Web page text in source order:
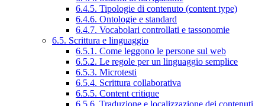
6.4.5. Tipologie di contenuto (content type)
6.4.6. Ontologie e standard
6.4.7. Vocabolari controllati e tassonomie
6.5. Scrittura e linguaggio
6.5.1. Come leggono le persone sul web
6.5.2. Le regole per un linguaggio semplice
6.5.3. Microtesti
6.5.4. Scrittura collaborativa
6.5.5. Content critique
6.5.6. Traduzione e localizzazione dei contenuti